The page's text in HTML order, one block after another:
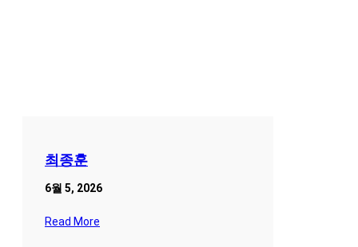
최종훈
6월 5, 2026
Read More